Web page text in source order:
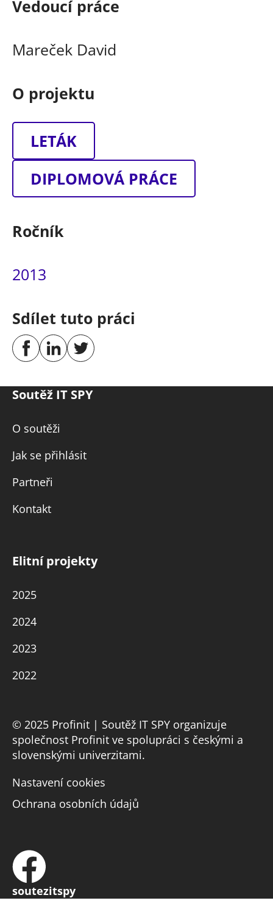
Vedoucí práce
Mareček David
O projektu
LETÁK
DIPLOMOVÁ PRÁCE
Ročník
2013
Sdílet tuto práci
Soutěž IT SPY
O soutěži
Jak se přihlásit
Partneři
Kontakt
Elitní projekty
2025
2024
2023
2022
© 2025 Profinit | Soutěž IT SPY organizuje
společnost Profinit ve spolupráci s českými a
slovenskými univerzitami.
Nastavení cookies
Ochrana osobních údajů
soutezitspy